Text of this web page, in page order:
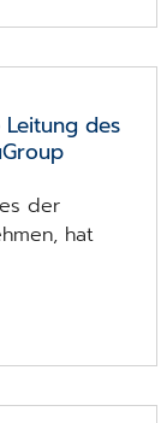
des
der
hat